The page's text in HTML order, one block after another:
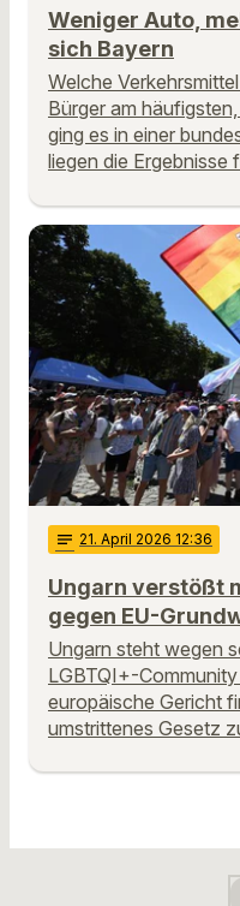
Weniger Auto,
sich Bayern
Welche
Bürger am
ging es in einer
liegen die
notes 21. April 2026 12:36
Ungarn verstößt
gegen EU-
Ungarn steht wegen
LGBTQI+-
europäische Gericht
umstrittenes Gesetz